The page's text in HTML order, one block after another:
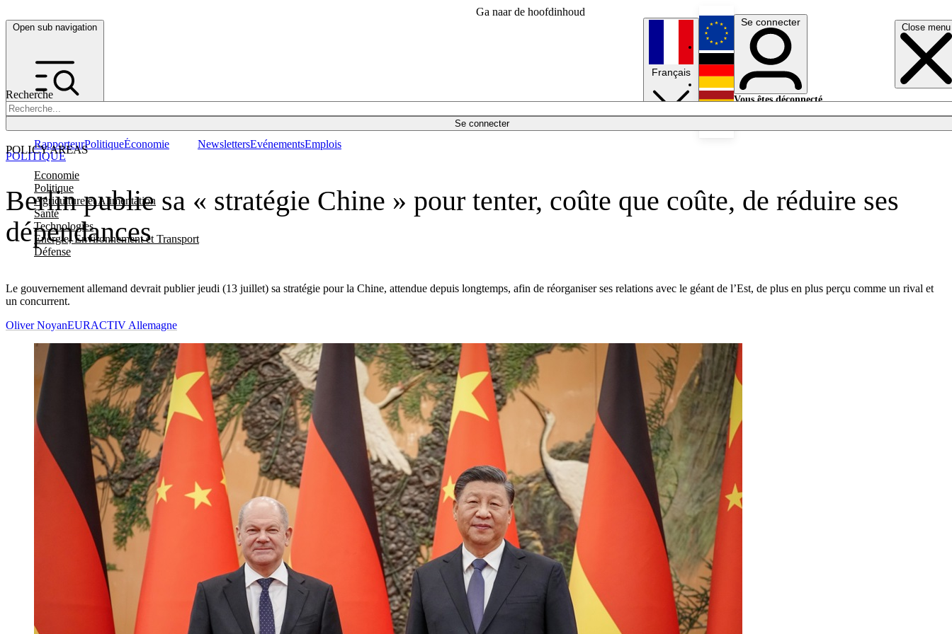
Ga naar de hoofdinhoud
Open sub navigation Close menu
Recherche
Se connecter
POLICY AREAS
Economie
Politique
Agriculture et Alimentation
Santé
Technologies
Energie, Environnement et Transport
Défense
RapporteurPolitiqueÉconomie NewslettersEvénementsEmplois
Français
English
Deutsch
Se connecter
Vous êtes déconnecté.
Berlin publie sa « stratégie Chine » pour tenter, coûte que coûte, de réduire ses
dépendances
Le gouvernement allemand devrait publier jeudi (13 juillet) sa stratégie pour la Chine, attendue depuis longtemps, afin de réorganiser ses relations avec le géant de l’Est, de plus en plus perçu comme un rival et
un concurrent.
POLITIQUE
Oliver NoyanEURACTIV Allemagne